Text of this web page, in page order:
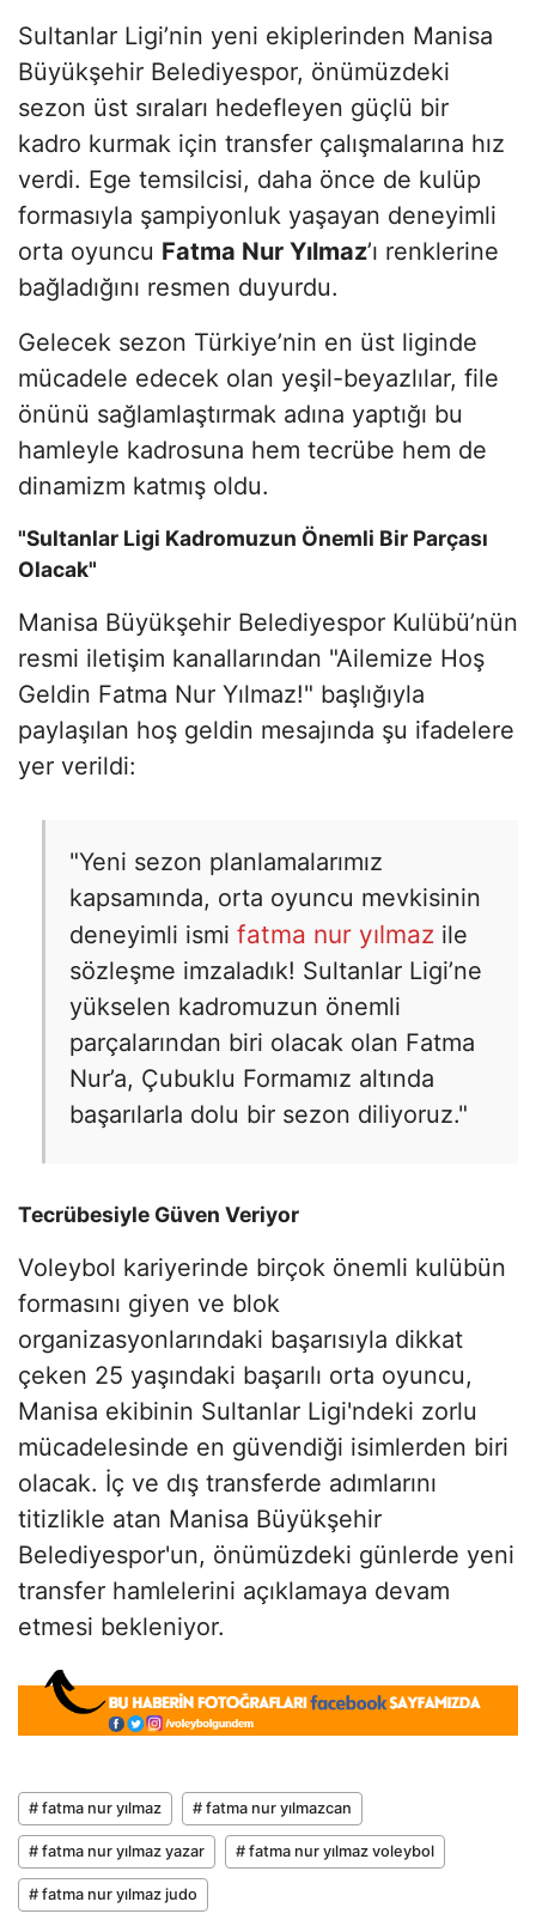
Sultanlar Ligi’nin yeni ekiplerinden Manisa
Büyükşehir Belediyespor, önümüzdeki
sezon üst sıraları hedefleyen güçlü bir
kadro kurmak için transfer çalışmalarına hız
verdi. Ege temsilcisi, daha önce de kulüp
formasıyla şampiyonluk yaşayan deneyimli
orta oyuncu Fatma Nur Yılmaz’ı renklerine
bağladığını resmen duyurdu.
Gelecek sezon Türkiye’nin en üst liginde
mücadele edecek olan yeşil-beyazlılar, file
önünü sağlamlaştırmak adına yaptığı bu
hamleyle kadrosuna hem tecrübe hem de
dinamizm katmış oldu.
"Sultanlar Ligi Kadromuzun Önemli Bir Parçası
Olacak"
Manisa Büyükşehir Belediyespor Kulübü’nün
resmi iletişim kanallarından "Ailemize Hoş
Geldin Fatma Nur Yılmaz!" başlığıyla
paylaşılan hoş geldin mesajında şu ifadelere
yer verildi:
"Yeni sezon planlamalarımız
kapsamında, orta oyuncu mevkisinin
deneyimli ismi fatma nur yılmaz ile
sözleşme imzaladık! Sultanlar Ligi’ne
yükselen kadromuzun önemli
parçalarından biri olacak olan Fatma
Nur’a, Çubuklu Formamız altında
başarılarla dolu bir sezon diliyoruz."
Tecrübesiyle Güven Veriyor
Voleybol kariyerinde birçok önemli kulübün
formasını giyen ve blok
organizasyonlarındaki başarısıyla dikkat
çeken 25 yaşındaki başarılı orta oyuncu,
Manisa ekibinin Sultanlar Ligi'ndeki zorlu
mücadelesinde en güvendiği isimlerden biri
olacak. İç ve dış transferde adımlarını
titizlikle atan Manisa Büyükşehir
Belediyespor'un, önümüzdeki günlerde yeni
transfer hamlelerini açıklamaya devam
etmesi bekleniyor.
# fatma nur yılmaz # fatma nur yılmazcan
# fatma nur yılmaz yazar # fatma nur yılmaz voleybol
# fatma nur yılmaz judo